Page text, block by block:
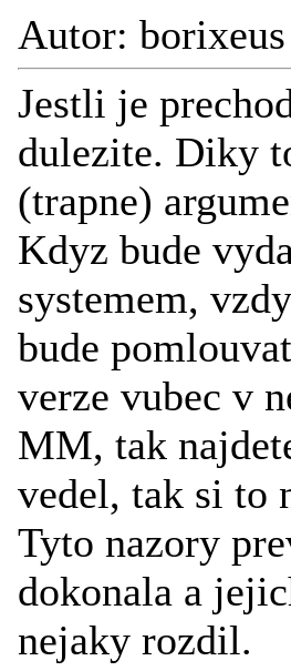
Autor:
Jestli je
dulezite. Diky
(trapne)
Kdyz bude
systemem,
bude
verze vubec v
MM, tak
vedel, tak si to
Tyto nazory
dokonala a
nejaky rozdil.